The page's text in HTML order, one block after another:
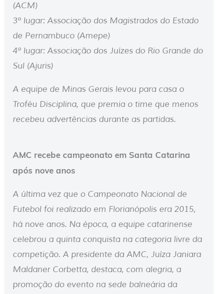
(ACM)
3º lugar: Associação dos Magistrados do Estado
de Pernambuco (Amepe)
4º lugar: Associação dos Juízes do Rio Grande do
Sul (Ajuris)
A equipe de Minas Gerais levou para casa o
Troféu Disciplina, que premia o time que menos
recebeu advertências durante as partidas.
AMC recebe campeonato em Santa Catarina
após nove anos
A última vez que o Campeonato Nacional de
Futebol foi realizado em Florianópolis era 2015,
há nove anos. Na época, a equipe catarinense
celebrou a quinta conquista na categoria livre da
competição. A presidente da AMC, Juíza Janiara
Maldaner Corbetta, destaca, com alegria, a
promoção do evento na sede balneária da